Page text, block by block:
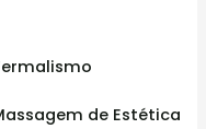
de Estética